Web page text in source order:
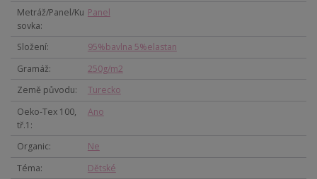
Metráž/Panel/Ku
sovka
Panel
Složení
95%bavlna 5%elastan
Gramáž
250g/m2
Země původu
Turecko
Oeko-Tex 100,
tř.1
Ano
Organic
Ne
Téma
Dětské